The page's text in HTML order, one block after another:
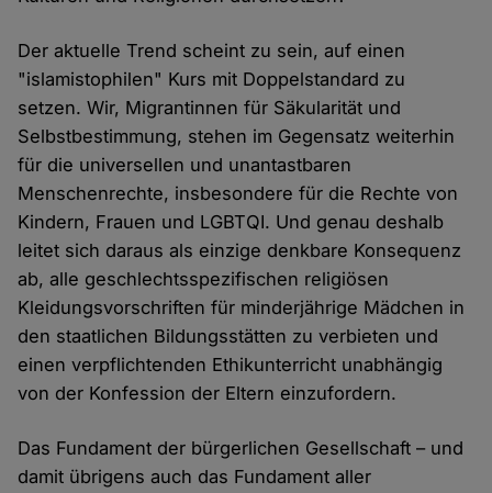
Der aktuelle Trend scheint zu sein, auf einen
"islamistophilen" Kurs mit Doppelstandard zu
setzen. Wir, Migrantinnen für Säkularität und
Selbstbestimmung, stehen im Gegensatz weiterhin
für die universellen und unantastbaren
Menschenrechte, insbesondere für die Rechte von
Kindern, Frauen und LGBTQI. Und genau deshalb
leitet sich daraus als einzige denkbare Konsequenz
ab, alle geschlechtsspezifischen religiösen
Kleidungsvorschriften für minderjährige Mädchen in
den staatlichen Bildungsstätten zu verbieten und
einen verpflichtenden Ethikunterricht unabhängig
von der Konfession der Eltern einzufordern.
Das Fundament der bürgerlichen Gesellschaft – und
damit übrigens auch das Fundament aller